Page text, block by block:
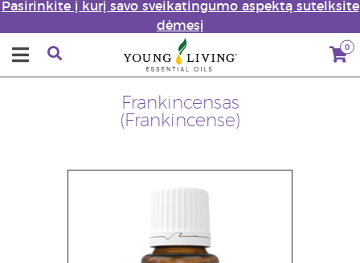
Pasirinkite į kurį savo sveikatingumo aspektą sutelksite
dėmesį
0
Frankincensas
(Frankincense)